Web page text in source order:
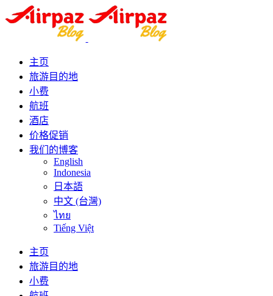
主页
旅游目的地
小费
航班
酒店
价格促销
我们的博客
English
Indonesia
日本語
中文 (台灣)
ไทย
Tiếng Việt
主页
旅游目的地
小费